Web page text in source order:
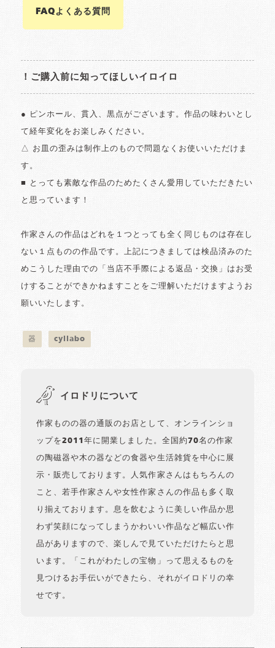
FAQよくある質問
！ご購入前に知ってほしいイロイロ
● ピンホール、貫入、黒点がございます。作品の味わいとし
て経年変化をお楽しみください。
△ お皿の歪みは制作上のもので問題なくお使いいただけま
す。
■ とっても素敵な作品のためたくさん愛用していただきたい
と思っています！
作家さんの作品はどれを１つとっても全く同じものは存在し
ない１点ものの作品です。上記につきましては検品済みのた
めこうした理由での「当店不手際による返品・交換」はお受
けすることができかねますことをご理解いただけますようお
願いいたします。
器 cyilabo
イロドリについて
作家ものの器の通販のお店として、オンラインショ
ップを2011年に開業しました。全国約70名の作家
の陶磁器や木の器などの食器や生活雑貨を中心に展
示・販売しております。人気作家さんはもちろんの
こと、若手作家さんや女性作家さんの作品も多く取
り揃えております。息を飲むように美しい作品か思
わず笑顔になってしまうかわいい作品など幅広い作
品がありますので、楽しんで見ていただけたらと思
います。「これがわたしの宝物」って思えるものを
見つけるお手伝いができたら、それがイロドリの幸
せです。